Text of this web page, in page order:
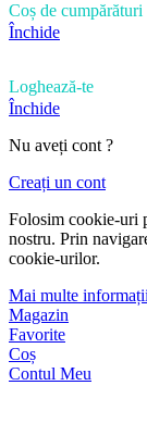
Coș de cumpărături
Închide
Loghează-te
Închide
Nu aveți cont ?
Creați un cont
Folosim cookie-uri
nostru. Prin
cookie-urilor.
Mai multe informații
Magazin
Favorite
Coș
Contul Meu